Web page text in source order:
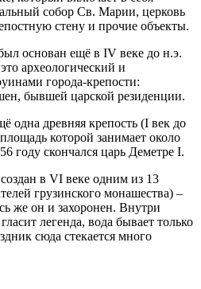
собор Св. Марии, церковь
стену и прочие объекты.
основан ещё в IV веке до н.э.
археологический и
города-крепости:
бывшей царской резиденции.
одна древняя крепость (I век до
которой занимает около
году скончался царь Деметре I.
создан в VI веке одним из 13
грузинского монашества) –
же он и захоронен. Внутри
легенда, вода бывает только
сюда стекается много